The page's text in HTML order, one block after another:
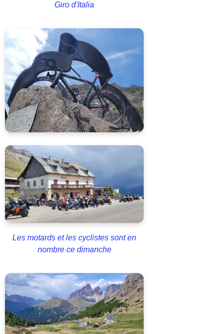
Giro d'Italia
Les motards et les cyclistes sont en
nombre ce dimanche